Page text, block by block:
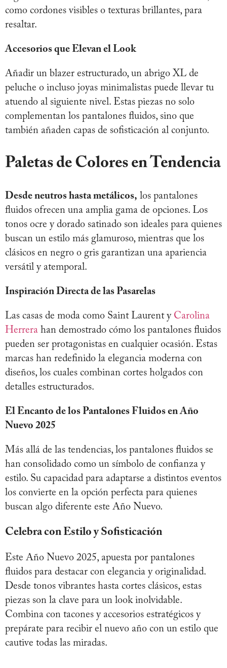
como cordones visibles o texturas brillantes, para
resaltar.
Accesorios que Elevan el Look
Añadir un blazer estructurado, un abrigo XL de
peluche o incluso joyas minimalistas puede llevar tu
atuendo al siguiente nivel. Estas piezas no solo
complementan los pantalones fluidos, sino que
también añaden capas de sofisticación al conjunto.
Paletas de Colores en Tendencia
Desde neutros hasta metálicos, los pantalones
fluidos ofrecen una amplia gama de opciones. Los
tonos ocre y dorado satinado son ideales para quienes
buscan un estilo más glamuroso, mientras que los
clásicos en negro o gris garantizan una apariencia
versátil y atemporal.
Inspiración Directa de las Pasarelas
Las casas de moda como Saint Laurent y Carolina
Herrera han demostrado cómo los pantalones fluidos
pueden ser protagonistas en cualquier ocasión. Estas
marcas han redefinido la elegancia moderna con
diseños, los cuales combinan cortes holgados con
detalles estructurados.
El Encanto de los Pantalones Fluidos en Año
Nuevo 2025
Más allá de las tendencias, los pantalones fluidos se
han consolidado como un símbolo de confianza y
estilo. Su capacidad para adaptarse a distintos eventos
los convierte en la opción perfecta para quienes
buscan algo diferente este Año Nuevo.
Celebra con Estilo y Sofisticación
Este Año Nuevo 2025, apuesta por pantalones
fluidos para destacar con elegancia y originalidad.
Desde tonos vibrantes hasta cortes clásicos, estas
piezas son la clave para un look inolvidable.
Combina con tacones y accesorios estratégicos y
prepárate para recibir el nuevo año con un estilo que
cautive todas las miradas.